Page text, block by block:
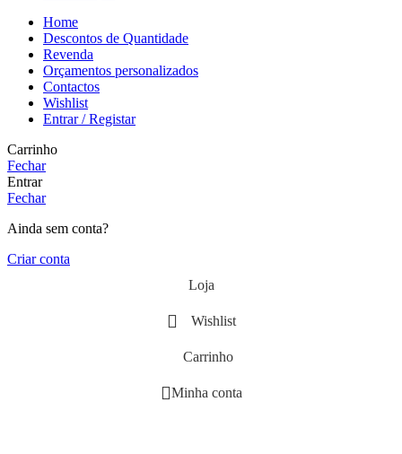
Home
Descontos de Quantidade
Revenda
Orçamentos personalizados
Contactos
Wishlist
Entrar / Registar
Carrinho
Fechar
Entrar
Fechar
Ainda sem conta?
Criar conta
Loja
Wishlist
Carrinho
Minha conta